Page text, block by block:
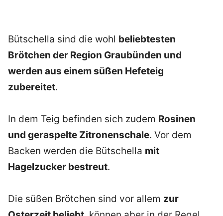
Bütschella sind die wohl beliebtesten
Brötchen der Region Graubünden und
werden aus einem süßen Hefeteig
zubereitet.
In dem Teig befinden sich zudem Rosinen
und geraspelte Zitronenschale. Vor dem
Backen werden die Bütschella mit
Hagelzucker bestreut.
Die süßen Brötchen sind vor allem zur